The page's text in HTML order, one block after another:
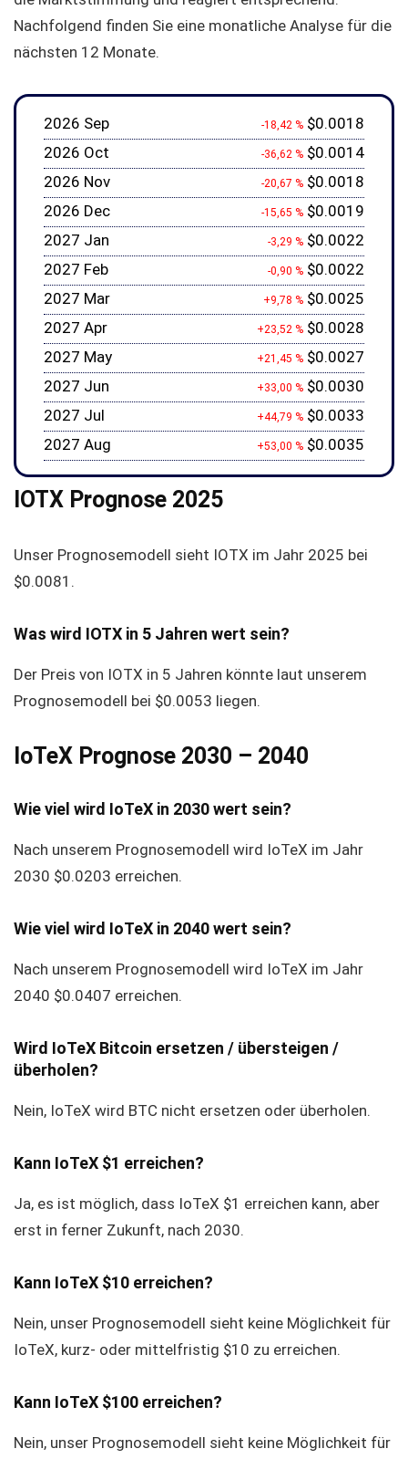
Nachfolgend finden Sie eine monatliche Analyse für die
nächsten 12 Monate.
2026 Sep -18,42 % $0.0018
2026 Oct
-36,62 % $0.0014
2026 Nov
-20,67 % $0.0018
2026 Dec
-15,65 % $0.0019
2027 Jan
-3,29 % $0.0022
2027 Feb
-0,90 % $0.0022
2027 Mar
+9,78 % $0.0025
2027 Apr
+23,52 % $0.0028
2027 May
+21,45 % $0.0027
2027 Jun
+33,00 % $0.0030
2027 Jul
+44,79 % $0.0033
2027 Aug
+53,00 % $0.0035
IOTX Prognose 2025
Unser Prognosemodell sieht IOTX im Jahr 2025 bei
$0.0081 .
Was wird IOTX in 5 Jahren wert sein?
Der Preis von IOTX in 5 Jahren könnte laut unserem
Prognosemodell bei $0.0053 liegen.
IoTeX Prognose 2030 – 2040
Wie viel wird IoTeX in 2030 wert sein?
Nach unserem Prognosemodell wird IoTeX im Jahr
2030 $0.0203 erreichen.
Wie viel wird IoTeX in 2040 wert sein?
Nach unserem Prognosemodell wird IoTeX im Jahr
2040 $0.0407 erreichen.
Wird IoTeX Bitcoin ersetzen / übersteigen /
überholen?
Nein, IoTeX wird BTC nicht ersetzen oder überholen.
Kann IoTeX $1 erreichen?
Ja, es ist möglich, dass IoTeX $1 erreichen kann, aber
erst in ferner Zukunft, nach 2030.
Kann IoTeX $10 erreichen?
Nein, unser Prognosemodell sieht keine Möglichkeit für
IoTeX, kurz- oder mittelfristig $10 zu erreichen.
Kann IoTeX $100 erreichen?
Nein, unser Prognosemodell sieht keine Möglichkeit für